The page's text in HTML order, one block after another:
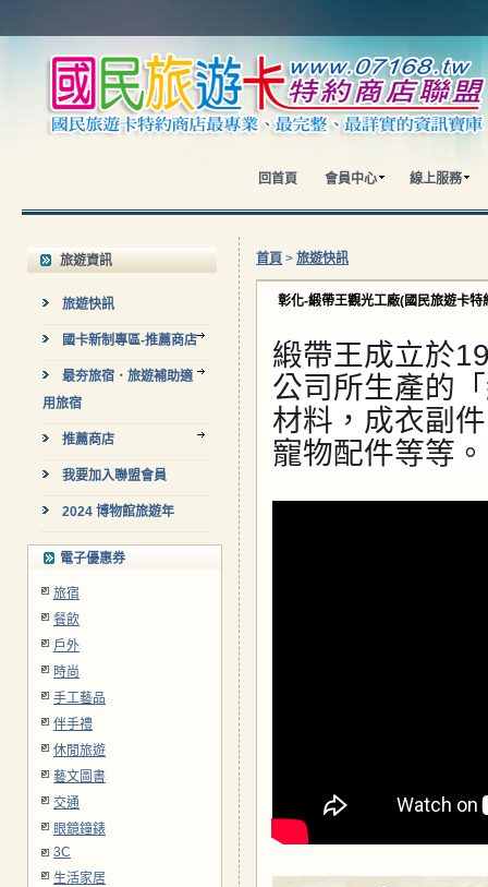
回首頁 會員中心 線上服務
旅遊資訊
旅遊快訊
國卡新制專區-推薦商店
最夯旅宿．旅遊補助適
用旅宿
推薦商店
我要加入聯盟會員
2024 博物館旅遊年
電子優惠券
旅宿
餐飲
戶外
時尚
手工藝品
伴手禮
休閒旅遊
藝文圖書
交通
眼鏡鐘錶
3C
生活家居
首頁 > 旅遊快訊
彰化-緞帶王觀光工廠(國民旅遊卡特
緞帶王成立於
公司所生產的
材料，成衣副
寵物配件等等。